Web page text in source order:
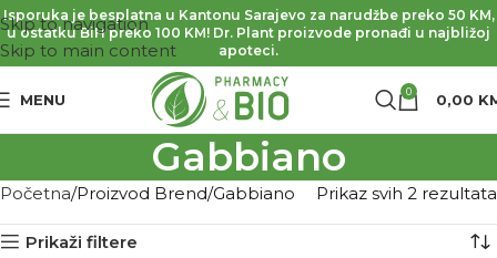
Skip to navigation
Skip to main content
Isporuka je besplatna u Kantonu Sarajevo za narudžbe preko 50 KM,
u ostatku BiH preko 100 KM! Dr. Plant proizvode pronađi u najbližoj
apoteci.
MENU 0 0,00
Gabbiano
Početna Proizvod Brend Gabbiano Prikaz svih 2 rezultata
Prikaži filtere